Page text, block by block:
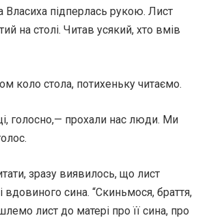
Власиха підперлась рукою. Лист
на столі. Читав усякий, хто вмів
коло стола, потихеньку читаємо.
голосно,— прохали нас люди. Ми
зразу виявилось, що лист
вдовиного сина. “Скиньмося, браття,
лист до матері про її сина, про